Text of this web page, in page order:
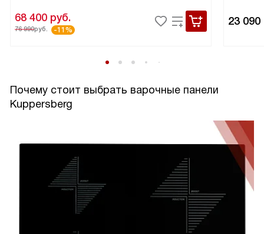
68 400 руб.
76 990руб. -11%
23 090
Почему стоит выбрать варочные панели
Kuppersberg